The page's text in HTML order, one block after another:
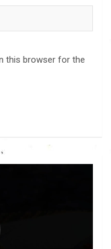
this browser for the